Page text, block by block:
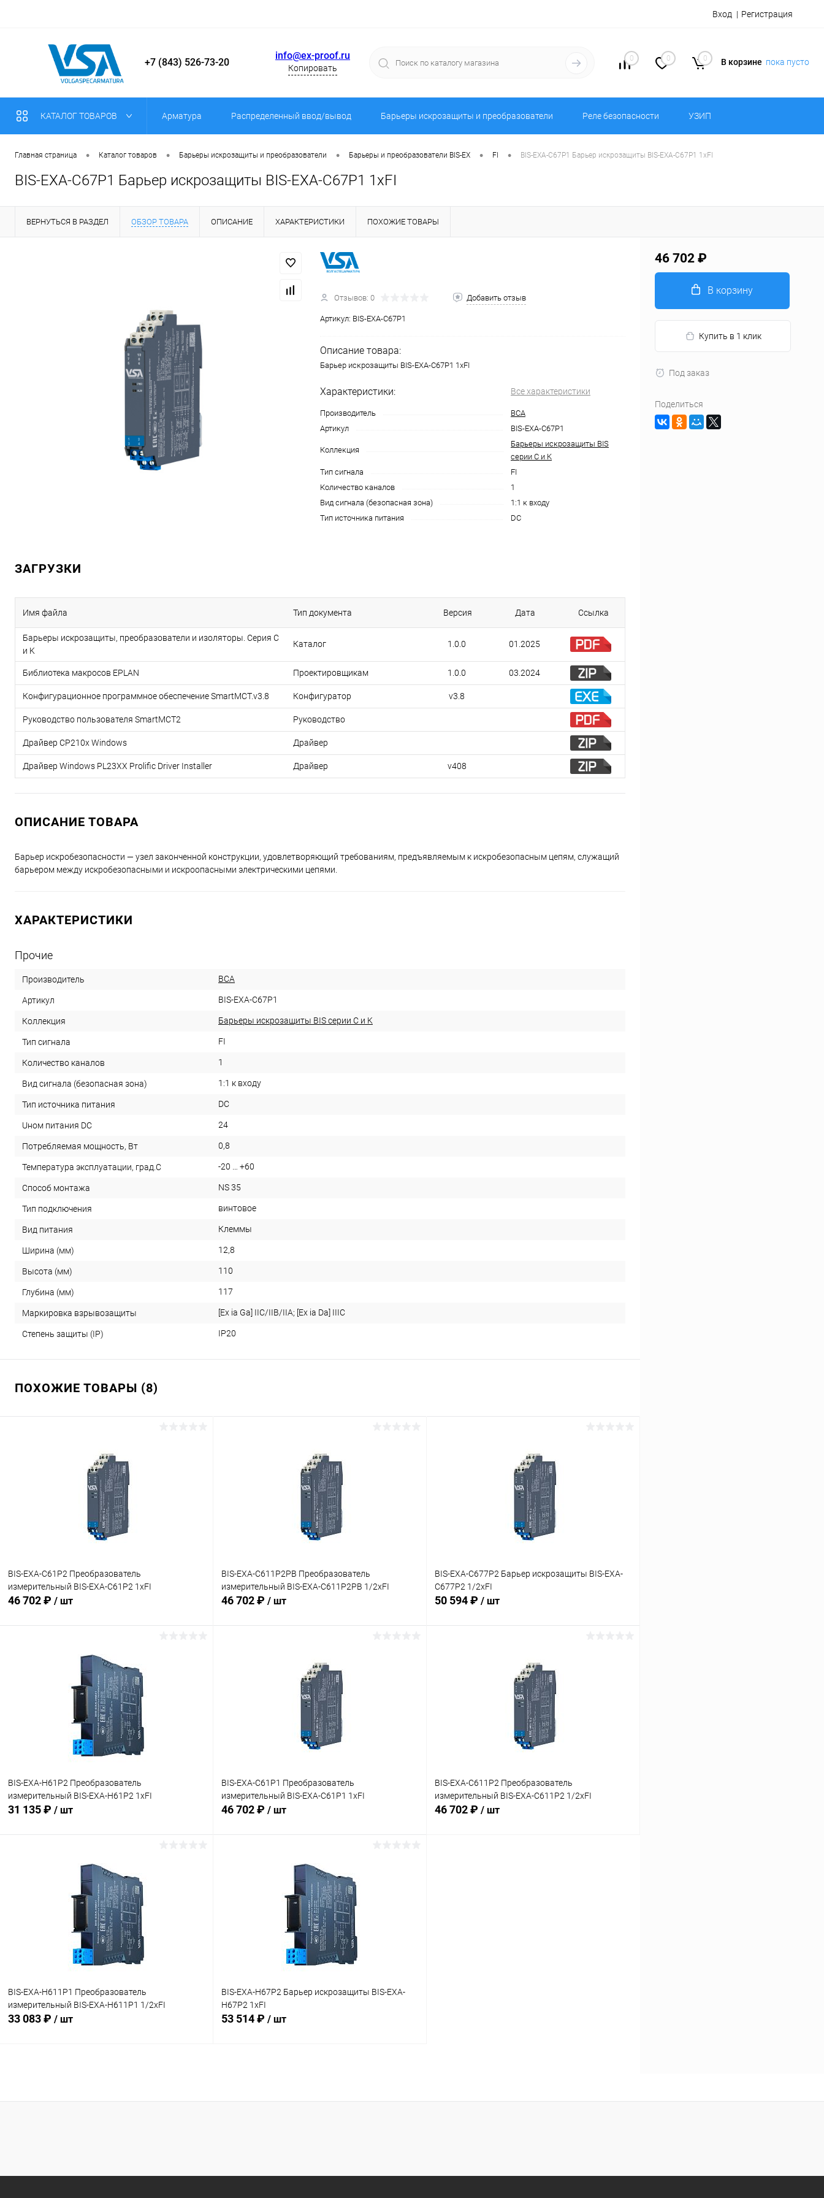
Вход Регистрация
+7 (843) 526-73-20
info@ex-proof.ru
Копировать
0 0 0 В корзине пока пусто
КАТАЛОГ ТОВАРОВ Арматура Распределенный ввод/вывод Барьеры искрозащиты и преобразователи Реле безопасности УЗИП
Главная страница • Каталог товаров • Барьеры искрозащиты и преобразователи • Барьеры и преобразователи BIS-EX • FI • BIS-EXA-C67P1 Барьер искрозащиты BIS-EXA-C67P1 1хFI
BIS-EXA-C67P1 Барьер искрозащиты BIS-EXA-C67P1 1хFI
ВЕРНУТЬСЯ В РАЗДЕЛ ОБЗОР ТОВАРА ОПИСАНИЕ ХАРАКТЕРИСТИКИ ПОХОЖИЕ ТОВАРЫ
Отзывов: 0 Добавить отзыв
Артикул: BIS-EXA-C67P1
Описание товара:
Барьер искрозащиты BIS-EXA-C67P1 1хFI
Характеристики: Все характеристики
Производитель
ВСА
Артикул
BIS-EXA-C67P1
Коллекция
Барьеры искрозащиты BIS
серии С и K
Тип сигнала
FI
Количество каналов
1
Вид сигнала (безопасная зона)
1:1 к входу
Тип источника питания
DC
ЗАГРУЗКИ
Имя файла Тип документа Версия Дата Ссылка
Барьеры искрозащиты, преобразователи и изоляторы. Серия C
и K
Каталог 1.0.0 01.2025
Библиотека макросов EPLAN Проектировщикам 1.0.0 03.2024
Конфигурационное программное обеспечение SmartMCT.v3.8 Конфигуратор v3.8
Руководство пользователя SmartMCT2 Руководство
Драйвер CP210x Windows Драйвер
Драйвер Windows PL23XX Prolific Driver Installer Драйвер v408
ОПИСАНИЕ ТОВАРА
Барьер искробезопасности — узел законченной конструкции, удовлетворяющий требованиям, предъявляемым к искробезопасным цепям, служащий
барьером между искробезопасными и искроопасными электрическими цепями.
ХАРАКТЕРИСТИКИ
Прочие
Производитель ВСА
Артикул BIS-EXA-C67P1
Коллекция Барьеры искрозащиты BIS серии С и K
Тип сигнала FI
Количество каналов 1
Вид сигнала (безопасная зона) 1:1 к входу
Тип источника питания DC
Uном питания DC 24
Потребляемая мощность, Вт 0,8
Температура эксплуатации, град.С -20 … +60
Способ монтажа NS 35
Тип подключения винтовое
Вид питания Клеммы
Ширина (мм) 12,8
Высота (мм) 110
Глубина (мм) 117
Маркировка взрывозащиты [Ex ia Ga] IIC/IIB/IIA; [Ex ia Da] IIIC
Степень защиты (IP) IP20
ПОХОЖИЕ ТОВАРЫ (8)
BIS-EXA-C61P2 Преобразователь
измерительный BIS-EXA-C61P2 1хFI
46 702 ₽ / шт
Сравнение
Под заказ
BIS-EXA-C611P2PB Преобразователь
измерительный BIS-EXA-C611P2PB 1/2хFI
46 702 ₽ / шт
BIS-EXA-C677P2 Барьер искрозащиты BIS-EXA-
C677P2 1/2хFI
50 594 ₽ / шт
BIS-EXA-H61P2 Преобразователь
измерительный BIS-EXA-H61P2 1хFI
31 135 ₽ / шт
Сравнение
Под заказ
BIS-EXA-C61P1 Преобразователь
измерительный BIS-EXA-C61P1 1хFI
46 702 ₽ / шт
Сравнение
Под заказ
BIS-EXA-C611P2 Преобразователь
измерительный BIS-EXA-C611P2 1/2хFI
46 702 ₽ / шт
BIS-EXA-H611P1 Преобразователь
измерительный BIS-EXA-H611P1 1/2хFI
33 083 ₽ / шт
Купить в 1 клик Сравнение
BIS-EXA-H67P2 Барьер искрозащиты BIS-EXA-
H67P2 1хFI
53 514 ₽ / шт
Купить в 1 клик Сравнение
46 702 ₽
В корзину
Купить в 1 клик
Под заказ
Поделиться